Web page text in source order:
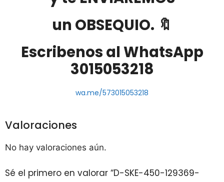
un OBSEQUIO. 🔖
Escribenos al WhatsApp
3015053218
wa.me/573015053218
Valoraciones
No hay valoraciones aún.
Sé el primero en valorar “D-SKE-450-129369-